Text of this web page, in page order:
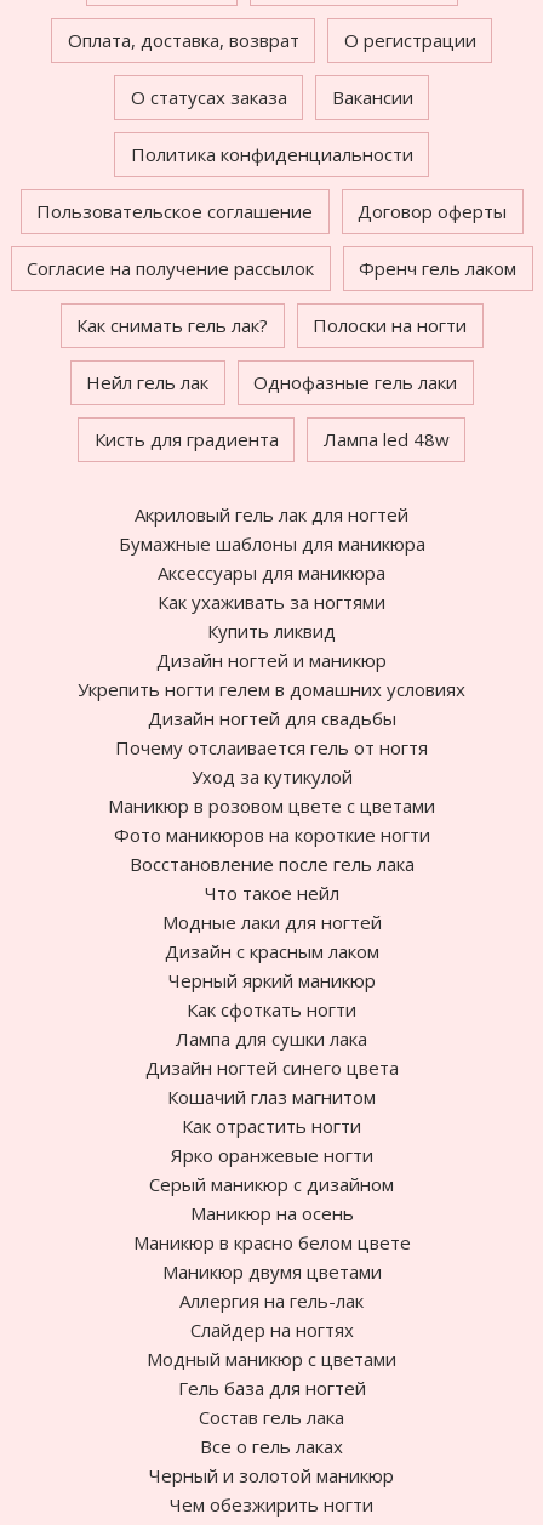
Оплата, доставка, возврат О регистрации
О статусах заказа Вакансии
Политика конфиденциальности
Пользовательское соглашение Договор оферты
Согласие на получение рассылок Френч гель лаком
Как снимать гель лак? Полоски на ногти
Нейл гель лак Однофазные гель лаки
Кисть для градиента Лампа led 48w
Акриловый гель лак для ногтей
Бумажные шаблоны для маникюра
Аксессуары для маникюра
Как ухаживать за ногтями
Купить ликвид
Дизайн ногтей и маникюр
Укрепить ногти гелем в домашних условиях
Дизайн ногтей для свадьбы
Почему отслаивается гель от ногтя
Уход за кутикулой
Маникюр в розовом цвете с цветами
Фото маникюров на короткие ногти
Восстановление после гель лака
Что такое нейл
Модные лаки для ногтей
Дизайн с красным лаком
Черный яркий маникюр
Как сфоткать ногти
Лампа для сушки лака
Дизайн ногтей синего цвета
Кошачий глаз магнитом
Как отрастить ногти
Ярко оранжевые ногти
Cерый маникюр с дизайном
Маникюр на осень
Маникюр в красно белом цвете
Маникюр двумя цветами
Аллергия на гель-лак
Слайдер на ногтях
Модный маникюр с цветами
Гель база для ногтей
Состав гель лака
Все о гель лаках
Черный и золотой маникюр
Чем обезжирить ногти